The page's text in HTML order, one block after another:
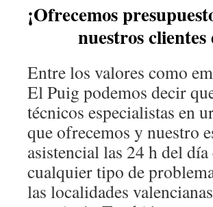
¡Ofrecemos
nuestros
Entre los valores como
El Puig podemos decir
técnicos especialistas en
que ofrecemos y nuestro
asistencial las 24 h del
cualquier tipo de
las localidades